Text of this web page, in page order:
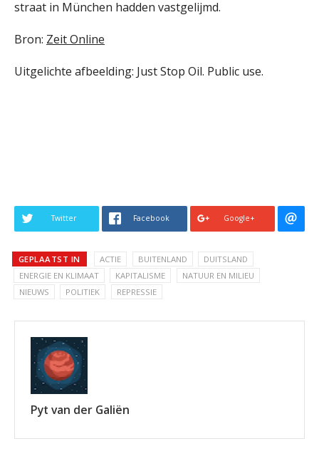
straat in München hadden vastgelijmd.
Bron: Zeit Online
Uitgelichte afbeelding: Just Stop Oil. Public use.
Twitter Facebook Google+
GEPLAATST IN ACTIE BUITENLAND
DUITSLAND
ENERGIE EN KLIMAAT
KAPITALISME
NATUUR EN MILIEU
NIEUWS
POLITIEK REPRESSIE
Pyt van der Galiën